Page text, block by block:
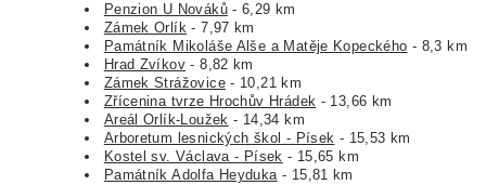
Penzion U Nováků- 6,29 km
Zámek Orlík - 7,97 km
Památník Mikoláše Alše a Matěje Kopeckého - 8,3 km
Hrad Zvíkov - 8,82 km
Zámek Strážovice- 10,21 km
Zřícenina tvrze Hrochův Hrádek - 13,66 km
Areál Orlík-Loužek - 14,34 km
Arboretum lesnických škol - Písek - 15,53 km
Kostel sv. Václava - Písek - 15,65 km
Památník Adolfa Heyduka- 15,81 km